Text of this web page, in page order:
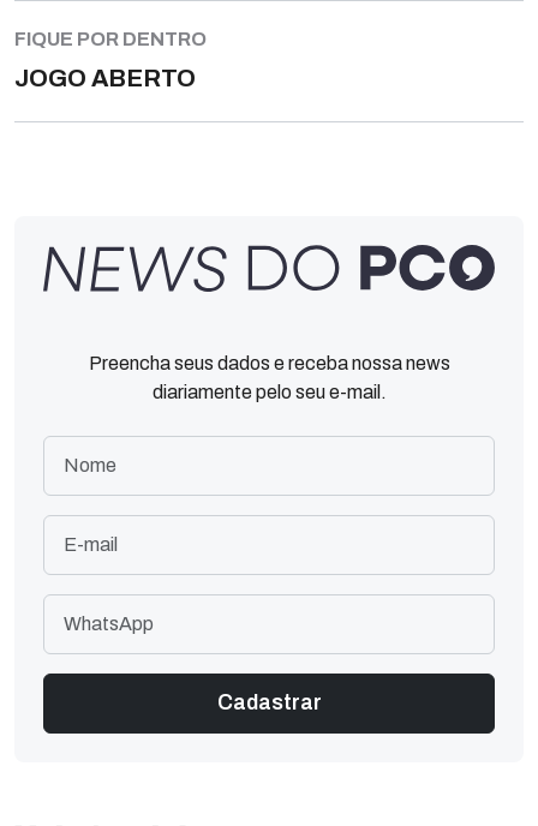
FIQUE POR DENTRO
JOGO ABERTO
Preencha seus dados e receba nossa news
diariamente pelo seu e-mail.